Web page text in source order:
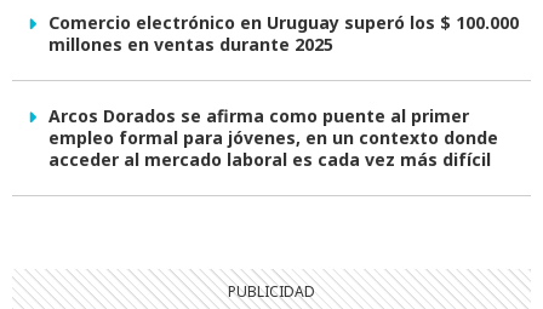
Comercio electrónico en Uruguay superó los $ 100.000
millones en ventas durante 2025
Arcos Dorados se afirma como puente al primer
empleo formal para jóvenes, en un contexto donde
acceder al mercado laboral es cada vez más difícil